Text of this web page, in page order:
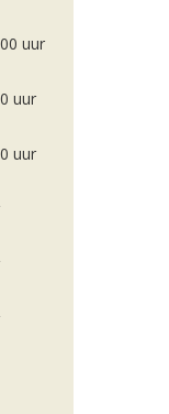
uur
uur
uur